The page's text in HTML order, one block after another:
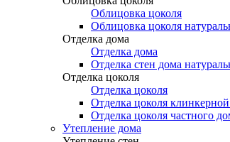
Облицовка цоколя
Облицовка цоколя
Отделка дома
Отделка дома
Отделка стен дома
Отделка цоколя
Отделка цоколя
Отделка цоколя
Отделка цоколя частного
Утепление дома